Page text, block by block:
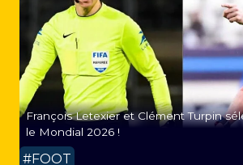
François Letexier et Clément Turpin
le Mondial 2026 !
#FOOT